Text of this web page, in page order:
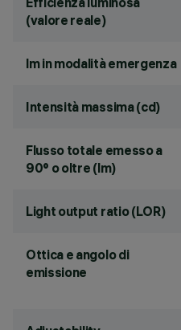
(valore reale)
lm in modalità emergenza
Intensità massima (cd)
Flusso totale emesso a
90° o oltre (lm)
Light output ratio (LOR)
Ottica e angolo di
emissione